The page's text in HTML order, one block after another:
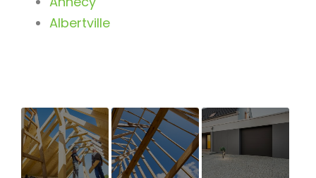
Albertville